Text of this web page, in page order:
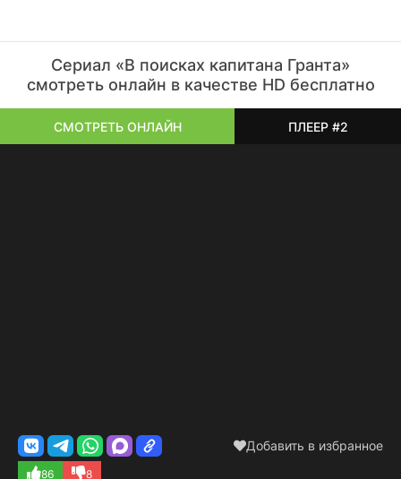
Сериал «В поисках капитана Гранта»
смотреть онлайн в качестве HD бесплатно
СМОТРЕТЬ ОНЛАЙН ПЛЕЕР #2
Добавить в избранное
86 8